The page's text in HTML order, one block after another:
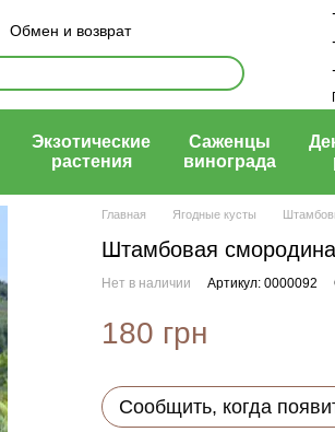
Обмен и возврат
Экзотические
растения
Саженцы
винограда
Главная Ягодные кусты
Штамбовая
Нет в наличии Артикул: 0000092
180 грн
Сообщить, когда